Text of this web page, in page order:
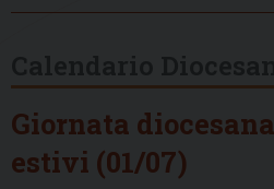
Giornata
estivi (01/07)